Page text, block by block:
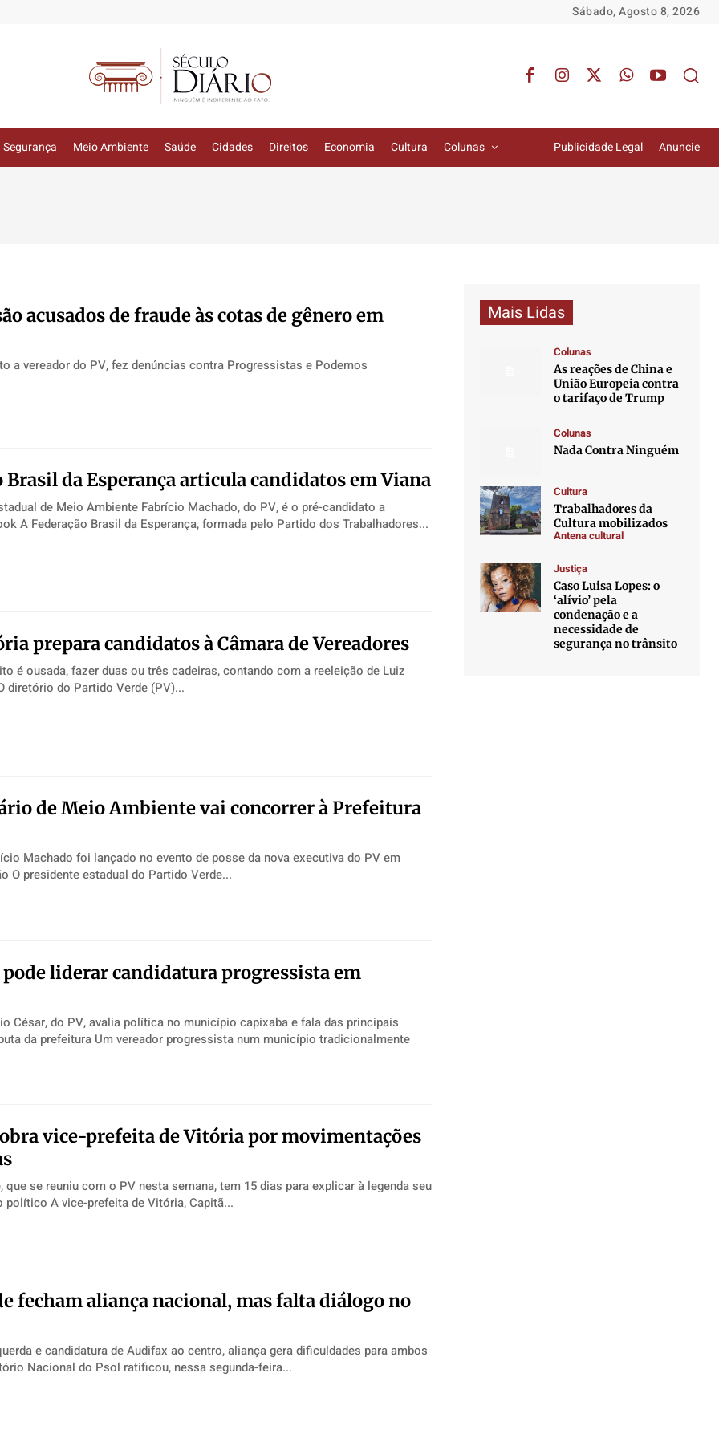
Sábado, Agosto 8, 2026
Segurança Meio Ambiente Saúde Cidades Direitos Economia Cultura Colunas Publicidade Legal Anuncie
acusados de fraude às cotas de gênero em
a vereador do PV, fez denúncias contra Progressistas e Podemos
Brasil da Esperança articula candidatos em Viana
de Meio Ambiente Fabrício Machado, do PV, é o pré-candidato a
prefeito Facebook A Federação Brasil da Esperança, formada pelo Partido dos Trabalhadores...
prepara candidatos à Câmara de Vereadores
é ousada, fazer duas ou três cadeiras, contando com a reeleição de Luiz
Amorim O diretório do Partido Verde (PV)...
de Meio Ambiente vai concorrer à Prefeitura
Machado foi lançado no evento de posse da nova executiva do PV em
Viana Divulgação O presidente estadual do Partido Verde...
liderar candidatura progressista em
César, do PV, avalia política no município capixaba e fala das principais
progressista num município tradicionalmente
vice-prefeita de Vitória por movimentações
que se reuniu com o PV nesta semana, tem 15 dias para explicar à legenda seu
posicionamento político A vice-prefeita de Vitória, Capitã...
fecham aliança nacional, mas falta diálogo no
e candidatura de Audifax ao centro, aliança gera dificuldades para ambos
O Diretório Nacional do Psol ratificou, nessa segunda-feira...
Mais Lidas
Colunas
As reações de China e
União Europeia contra
o tarifaço de Trump
Colunas
Nada Contra Ninguém
Cultura
Trabalhadores da
Cultura mobilizados
Antena cultural
Justiça
Caso Luisa Lopes: o
‘alívio’ pela
condenação e a
necessidade de
segurança no trânsito